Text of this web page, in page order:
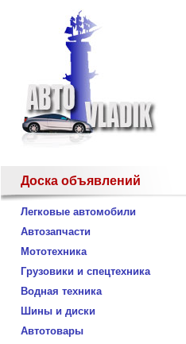
Доска объявлений
Легковые автомобили
Автозапчасти
Мототехника
Грузовики и спецтехника
Водная техника
Шины и диски
Автотовары